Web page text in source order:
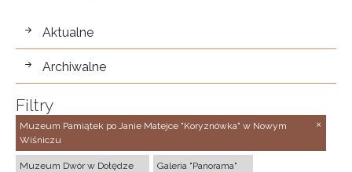
wystawy
Aktualne
Archiwalne
Filtry
Muzeum Pamiątek po Janie Matejce "Koryznówka" w Nowym
Wiśniczu
Muzeum Dwór w Dołędze Galeria "Panorama"